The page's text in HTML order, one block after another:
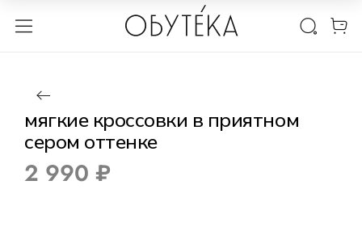
1 / 6
мягкие кроссовки в приятном
сером оттенке
2 990 ₽